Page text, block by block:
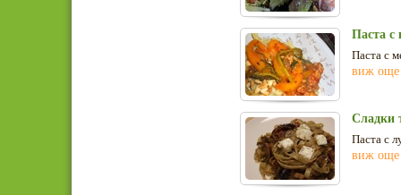
Паста с
Паста с
виж още
Сладки
Паста с
виж още